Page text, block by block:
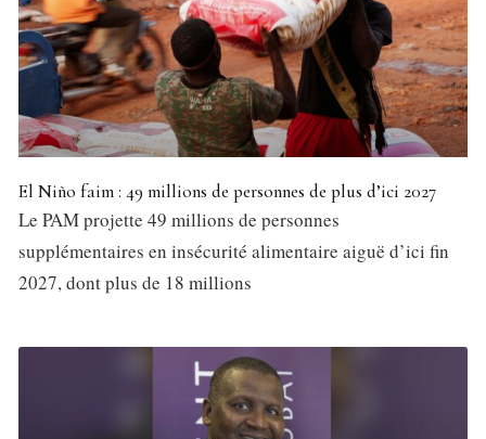
El Niño faim : 49 millions de personnes de plus d’ici 2027
Le PAM projette 49 millions de personnes
supplémentaires en insécurité alimentaire aiguë d’ici fin
2027, dont plus de 18 millions